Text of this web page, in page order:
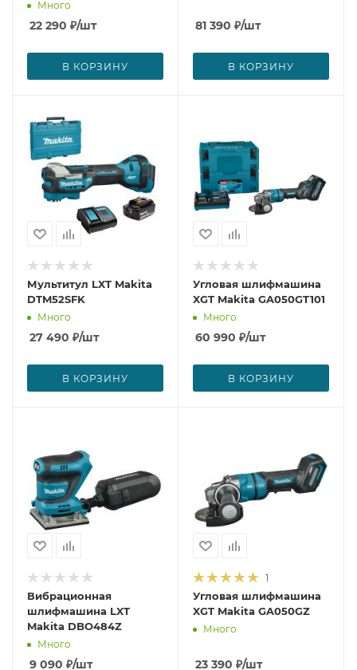
Много
22 290 ₽/шт
В КОРЗИНУ
81 390 ₽/шт
В КОРЗИНУ
Мультитул LXT Makita
DTM52SFK
Много
27 490 ₽/шт
В КОРЗИНУ
Угловая шлифмашина
XGT Makita GA050GT101
Много
60 990 ₽/шт
В КОРЗИНУ
Вибрационная
шлифмашина LXT
Makita DBO484Z
Много
9 090 ₽/шт
1
Угловая шлифмашина
XGT Makita GA050GZ
Много
23 390 ₽/шт